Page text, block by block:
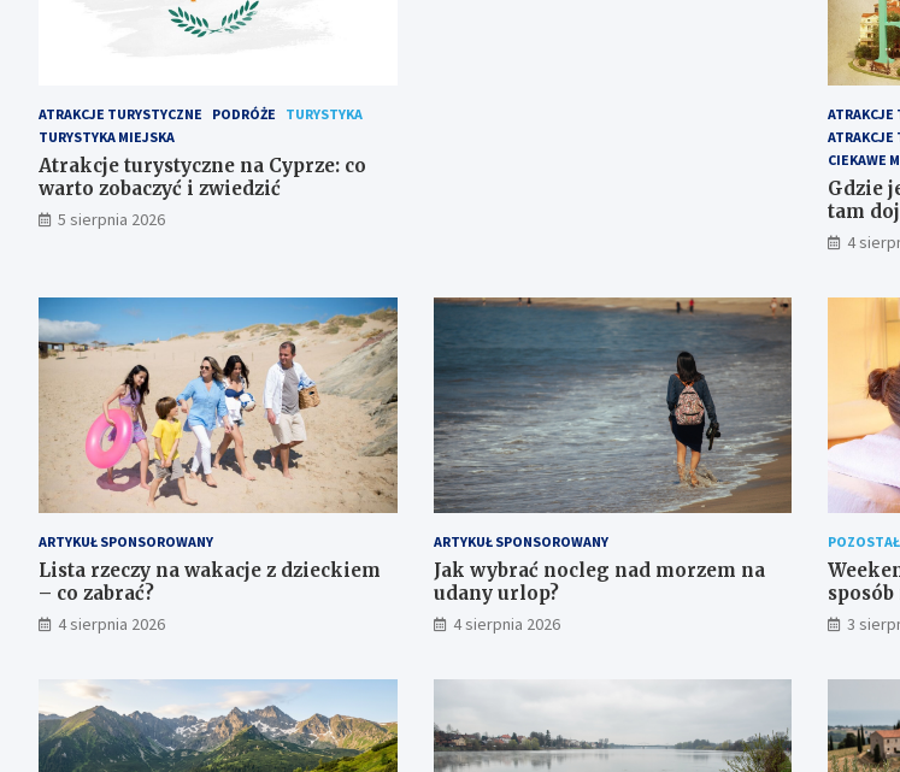
ATRAKCJE TURYSTYCZNE PODRÓŻE
TURYSTYKA
TURYSTYKA MIEJSKA
Atrakcje turystyczne na Cyprze: co
warto zobaczyć i zwiedzić
5 sierpnia 2026
ATRAKCJE
ATRAKCJE
CIEKAWE
Gdzie
tam
4
ARTYKUŁ SPONSOROWANY
Lista rzeczy na wakacje z dzieckiem
– co zabrać?
4 sierpnia 2026
ARTYKUŁ SPONSOROWANY
Jak wybrać nocleg nad morzem na
udany urlop?
4 sierpnia 2026
sposób
w3